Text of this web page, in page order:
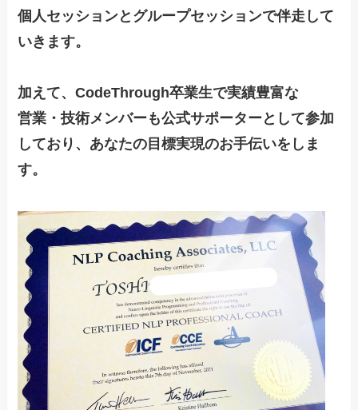
個人セッションとグループセッションで伴走して
いきます。
加えて、CodeThrough卒業生で実績豊富な
営業・技術メンバーも公式サポーターとして参加
しており、あなたの目標実現のお手伝いをしま
す。